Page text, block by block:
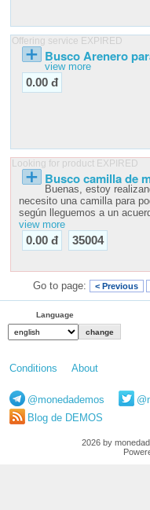
Offering service EXPIRED
Busco Arenero
view more
0.00 đ
Looking for product EXPIRED
Busco camilla de
Buenas, estoy
necesito una camilla para
según lleguemos a un
view more
0.00 đ 35004
Go to page: < Previous
Language
Conditions About
@monedademos
Blog de DEMOS
2026 by